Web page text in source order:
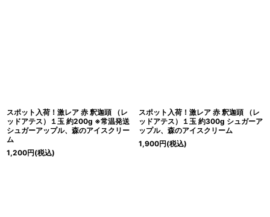
スポット入荷！激レア 赤 釈迦頭 （レ
ッドアテス）１玉 約200g ※常温発送
シュガーアップル、森のアイスクリー
ム
1,200円(税込)
スポット入荷！激レア 赤 釈迦頭 （レ
ッドアテス）１玉 約300g シュガーア
ップル、森のアイスクリーム
1,900円(税込)